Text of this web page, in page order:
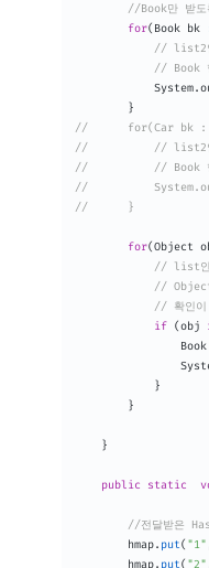
//Book만 받도
for( Book bk
// list2안
// Book
System.
}
//		for(Car
//			//
//			//
//
//		}
for(Object
// list안
// Object
// 확인이
if (obj
Book
}
}
}
public static
//전달받은
		hmap
. put( "1"
		hmap
. put( "2"